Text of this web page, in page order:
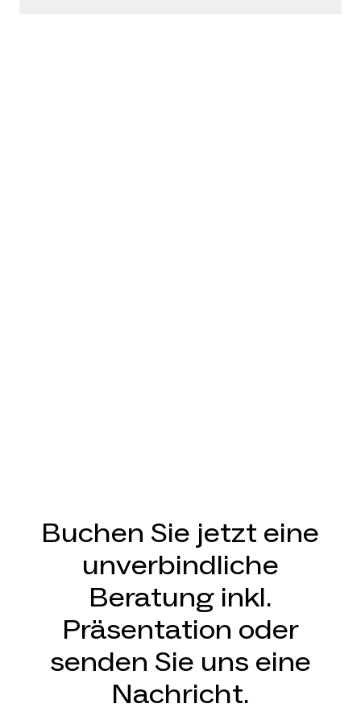
Buchen Sie jetzt eine
unverbindliche
Beratung inkl.
Präsentation oder
senden Sie uns eine
Nachricht.